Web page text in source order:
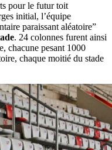
pour le futur toit
initial, l’équipe
paraissant aléatoire”
. 24 colonnes furent ainsi
chacune pesant 1000
chaque moitié du stade